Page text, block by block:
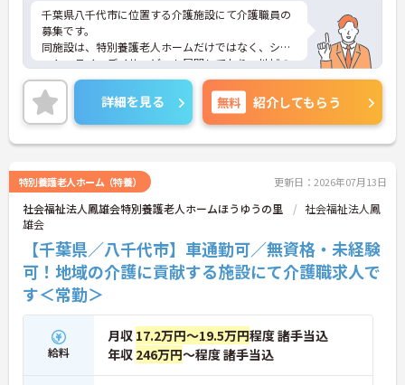
千葉県八千代市に位置する介護施設にて介護職員の
募集です。
同施設は、特別養護老人ホームだけではなく、ショ
ートステイ、デイサービスも展開しており、地域の
介護に注力しています。
ご興味ある方には、面接対策ポイントなど、さらに
詳細をお話しいたしますのでお気軽にご相談くださ
い。
詳細を見る 無料 紹介してもらう
特別養護老人ホーム（特養） 更新日：2026年07月13日
社会福祉法人鳳雄会特別養護老人ホームほうゆうの里
社会福祉法人鳳
雄会
【千葉県／八千代市】車通勤可／無資格・未経験
可！地域の介護に貢献する施設にて介護職求人で
す＜常勤＞
給料
月収 17.2万円～19.5万円程度 諸手当込
年収 246万円～程度 諸手当込